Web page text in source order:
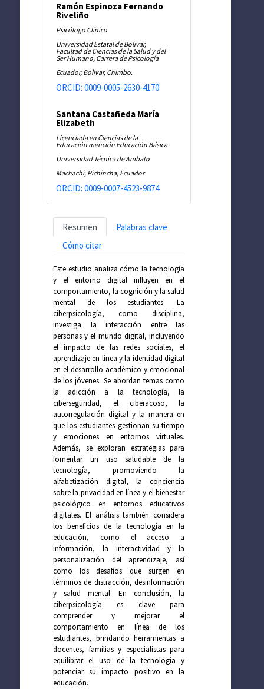
Ramón Espinoza Fernando
Riveliño
Psicólogo Clínico
Universidad Estatal de Bolivar,
Facultad de Ciencias de la Salud y del
Ser Humano, Carrera de Psicología
Ecuador, Bolivar, Chimbo.
ORCID: 0009-0005-2630-4170
Santana Castañeda María
Elizabeth
Licenciada en Ciencias de la
Educación mención Educación Básica
Universidad Técnica de Ambato
Machachi, Pichincha, Ecuador
ORCID: 0009-0007-4523-9874
Resumen
Palabras clave
Cómo citar
Este estudio analiza cómo la tecnología
y el entorno digital influyen en el
comportamiento, la cognición y la salud
mental de los estudiantes. La
ciberpsicología, como disciplina,
investiga la interacción entre las
personas y el mundo digital, incluyendo
el impacto de las redes sociales, el
aprendizaje en línea y la identidad digital
en el desarrollo académico y emocional
de los jóvenes. Se abordan temas como
la adicción a la tecnología, la
ciberseguridad, el ciberacoso, la
autorregulación digital y la manera en
que los estudiantes gestionan su tiempo
y emociones en entornos virtuales.
Además, se exploran estrategias para
fomentar un uso saludable de la
tecnología, promoviendo la
alfabetización digital, la conciencia
sobre la privacidad en línea y el bienestar
psicológico en entornos educativos
digitales. El análisis también considera
los beneficios de la tecnología en la
educación, como el acceso a
información, la interactividad y la
personalización del aprendizaje, así
como los desafíos que surgen en
términos de distracción, desinformación
y salud mental. En conclusión, la
ciberpsicología es clave para
comprender y mejorar el
comportamiento en línea de los
estudiantes, brindando herramientas a
docentes, familias y especialistas para
equilibrar el uso de la tecnología y
potenciar su impacto positivo en la
educación.